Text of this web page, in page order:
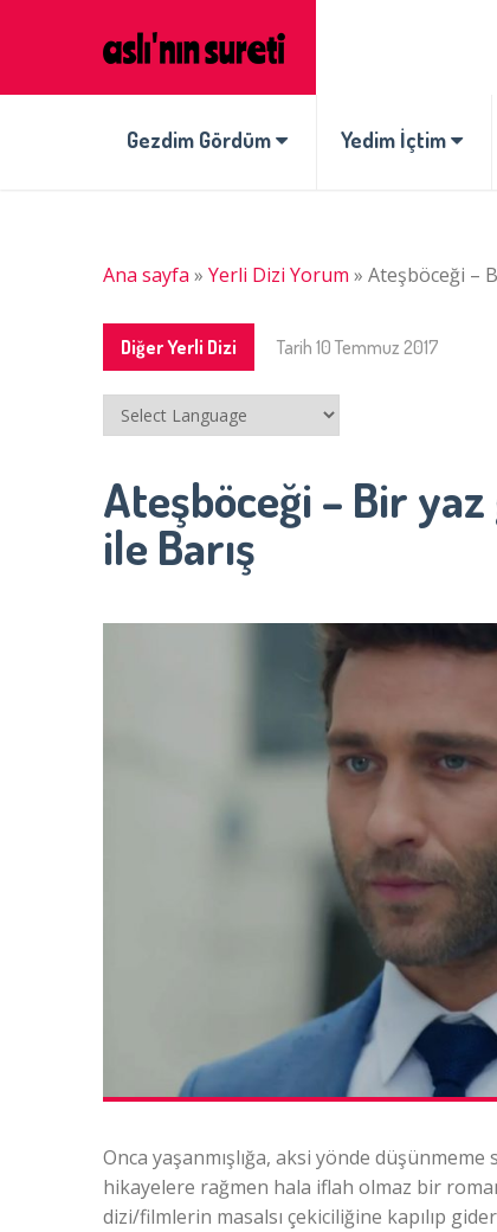
Gezdim Gördüm Yedim İçtim
Ana sayfa » Yerli Dizi Yorum » Ateşböceği –
Diğer Yerli Dizi Tarih 10 Temmuz 2017
Ateşböceği – Bir
ile Barış
Onca yaşanmışlığa, aksi yönde
hikayelere rağmen hala iflah olmaz bir
dizi/filmlerin masalsı çekiciliğine kapılıp